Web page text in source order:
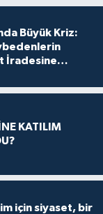
Büyük Kriz:
İradesine
KATILIM
için siyaset, bir